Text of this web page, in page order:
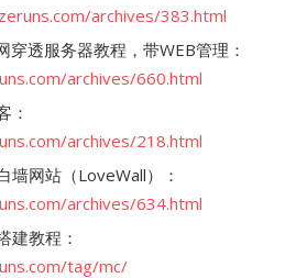
archives/383.html
穿透服务器教程，带WEB管理：
archives/660.html
：
archives/218.html
墙网站（LoveWall）：
archives/634.html
建教程：
tag/mc/